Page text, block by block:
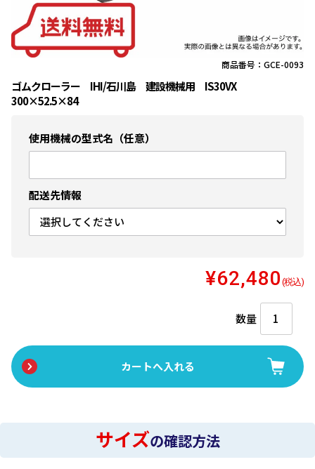
商品番号：GCE-0093
ゴムクローラー IHI/石川島 建設機械用 IS30VX
300×52.5×84
使用機械の型式名（任意）
配送先情報
¥62,480 (税込)
数量
サイズの確認方法